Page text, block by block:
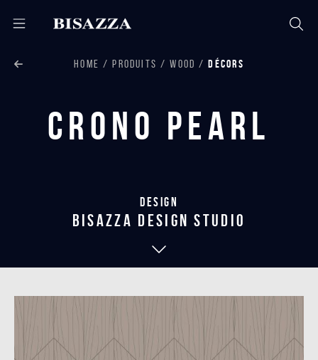
HOME PRODUITS WOOD DÉCORS
Crono Pearl
Design
bisazza design studio